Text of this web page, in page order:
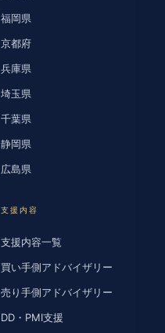
福岡県
京都府
兵庫県
埼玉県
千葉県
静岡県
広島県
支援内容
支援内容一覧
買い手側アドバイザリー
売り手側アドバイザリー
DD・PMI支援